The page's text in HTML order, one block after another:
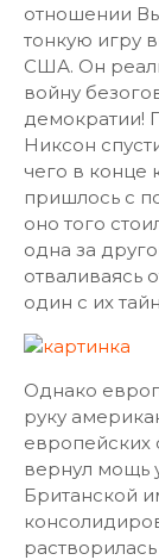
отношении
тонкую игру
США. Он
войну
демократии!
Никсон
чего в конце
пришлось с
оно того
одна за
отваливаясь
один с их
Однако
руку
европейских
вернул мощь
Британской